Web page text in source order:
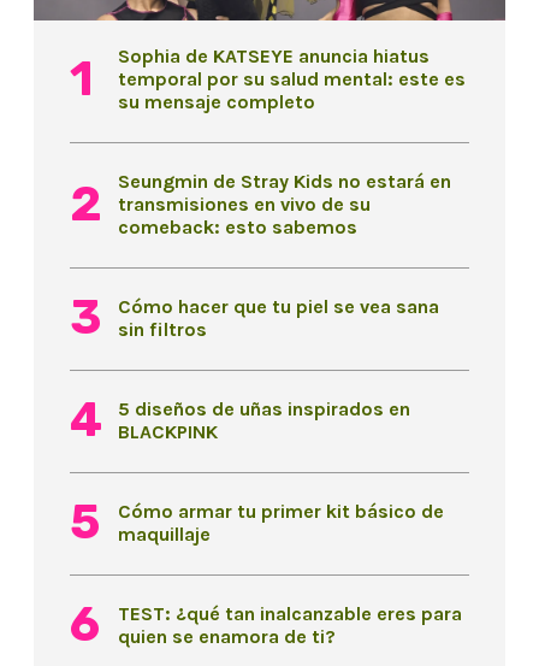
Sophia de KATSEYE anuncia hiatus
temporal por su salud mental: este es
su mensaje completo
Seungmin de Stray Kids no estará en
transmisiones en vivo de su
comeback: esto sabemos
Cómo hacer que tu piel se vea sana
sin filtros
5 diseños de uñas inspirados en
BLACKPINK
Cómo armar tu primer kit básico de
maquillaje
TEST: ¿qué tan inalcanzable eres para
quien se enamora de ti?